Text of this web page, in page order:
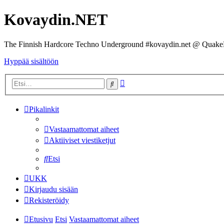
Kovaydin.NET
The Finnish Hardcore Techno Underground #kovaydin.net @
Hyppää sisältöön
Etsi
Pikalinkit
Vastaamattomat aiheet
Aktiiviset viestiketjut
Etsi
UKK
Kirjaudu sisään
Rekisteröidy
Etusivu Etsi Vastaamattomat aiheet